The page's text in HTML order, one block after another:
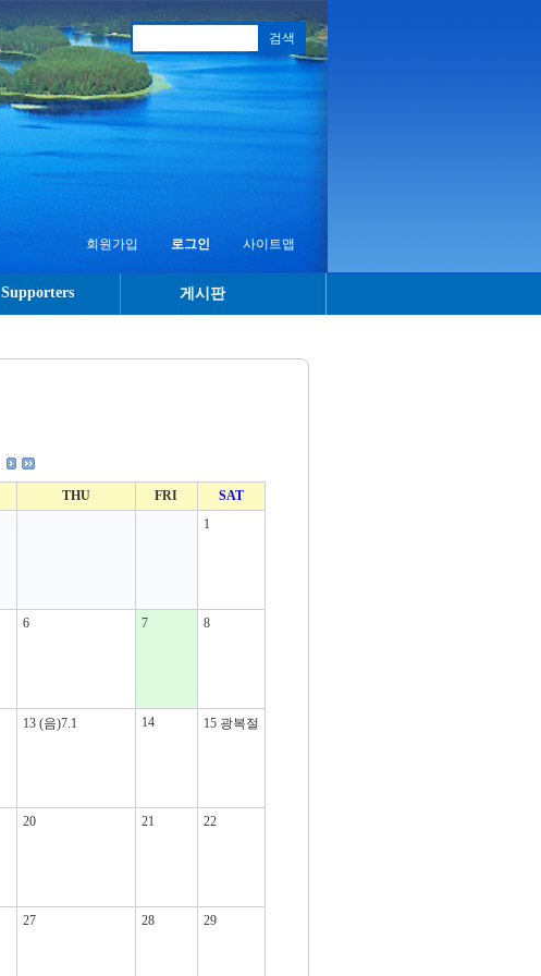
회원가입 로그인 사이트맵
Supporters 게시판
THU FRI
SAT
1
6 7 8
13(음)7.1 14 15 광복절
20 21 22
27 28 29